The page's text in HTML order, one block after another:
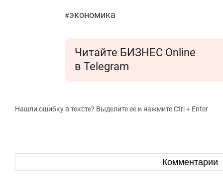
#экономика
Читайте БИЗНЕС Online
в Telegram
Нашли ошибку в тексте? Выделите ее и нажмите Ctrl + Enter
Комментарии